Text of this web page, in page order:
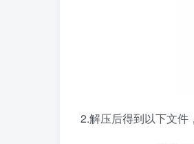
2.解压后得到以下文件